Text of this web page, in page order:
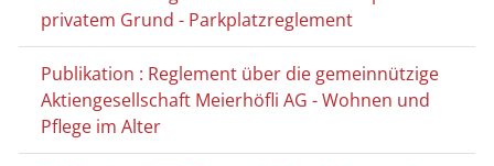
privatem Grund - Parkplatzreglement
Publikation : Reglement über die gemeinnützige
Aktiengesellschaft Meierhöfli AG - Wohnen und
Pflege im Alter